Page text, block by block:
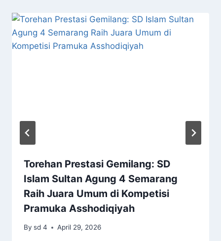
Torehan Prestasi Gemilang: SD
Islam Sultan Agung 4 Semarang
Raih Juara Umum di Kompetisi
Pramuka Asshodiqiyah
By sd 4 April 29, 2026